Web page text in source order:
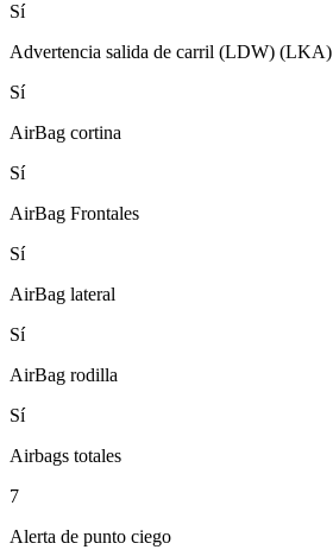
Sí
Advertencia salida de carril (LDW) (LKA)
Sí
AirBag cortina
Sí
AirBag Frontales
Sí
AirBag lateral
Sí
AirBag rodilla
Sí
Airbags totales
7
Alerta de punto ciego